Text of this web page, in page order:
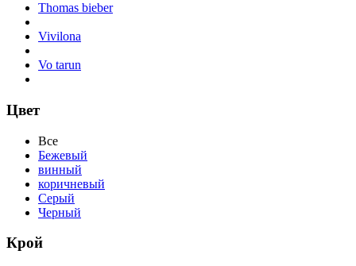
Thomas bieber
Vivilona
Vo tarun
Цвет
Все
Бежевый
винный
коричневый
Серый
Черный
Крой